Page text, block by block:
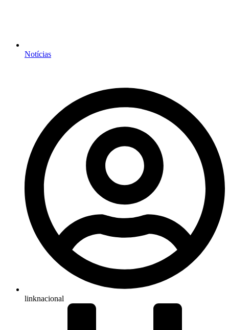
Notícias
linknacional